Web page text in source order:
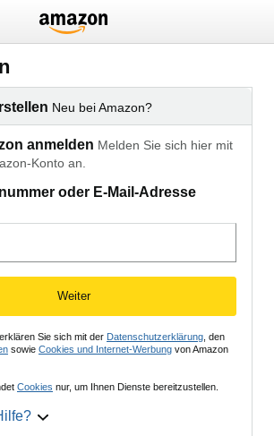
Neu bei Amazon?
anmelden Melden Sie sich hier mit
Konto an.
oder E-Mail-Adresse
Weiter
Sie sich mit der Datenschutzerklärung , den
sowie Cookies und Internet-Werbung von Amazon
Cookies nur, um Ihnen Dienste bereitzustellen.